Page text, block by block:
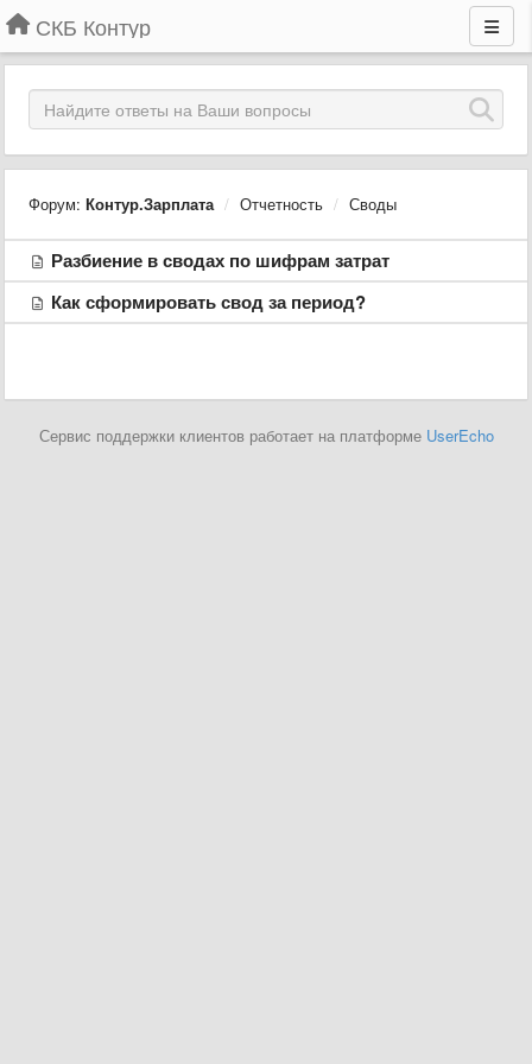
СКБ Контур
Форум: Контур.Зарплата Отчетность Своды
Разбиение в сводах по шифрам затрат
Как сформировать свод за период?
Сервис поддержки клиентов работает на платформе UserEcho